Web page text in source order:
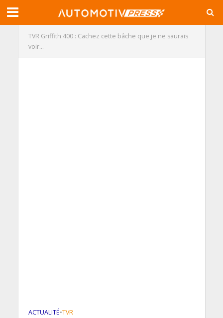
TVR Griffith 400 : Cachez cette bâche que je ne saurais
voir…
ACTUALITÉ•TVR